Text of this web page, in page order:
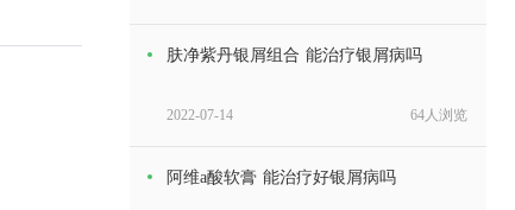
肤净紫丹银屑组合 能治疗银屑病吗
2022-07-14 64人浏览
阿维a酸软膏 能治疗好银屑病吗